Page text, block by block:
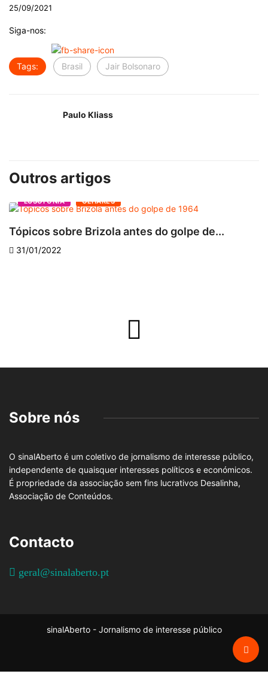
25/09/2021
Siga-nos:
Tags: Brasil Jair Bolsonaro
Paulo Kliass
Outros artigos
LUSOFONIA OLHARES
Tópicos sobre Brizola antes do golpe de...
31/01/2022
Sobre nós
O sinalAberto é um coletivo de jornalismo de interesse público,
independente de quaisquer interesses políticos e económicos.
É propriedade da associação sem fins lucrativos Desalinha,
Associação de Conteúdos.
Contacto
geral@sinalaberto.pt
sinalAberto - Jornalismo de interesse público